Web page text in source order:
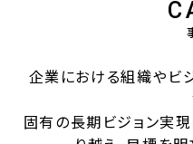
企業における組織やビ
固有の長期ビジョン実